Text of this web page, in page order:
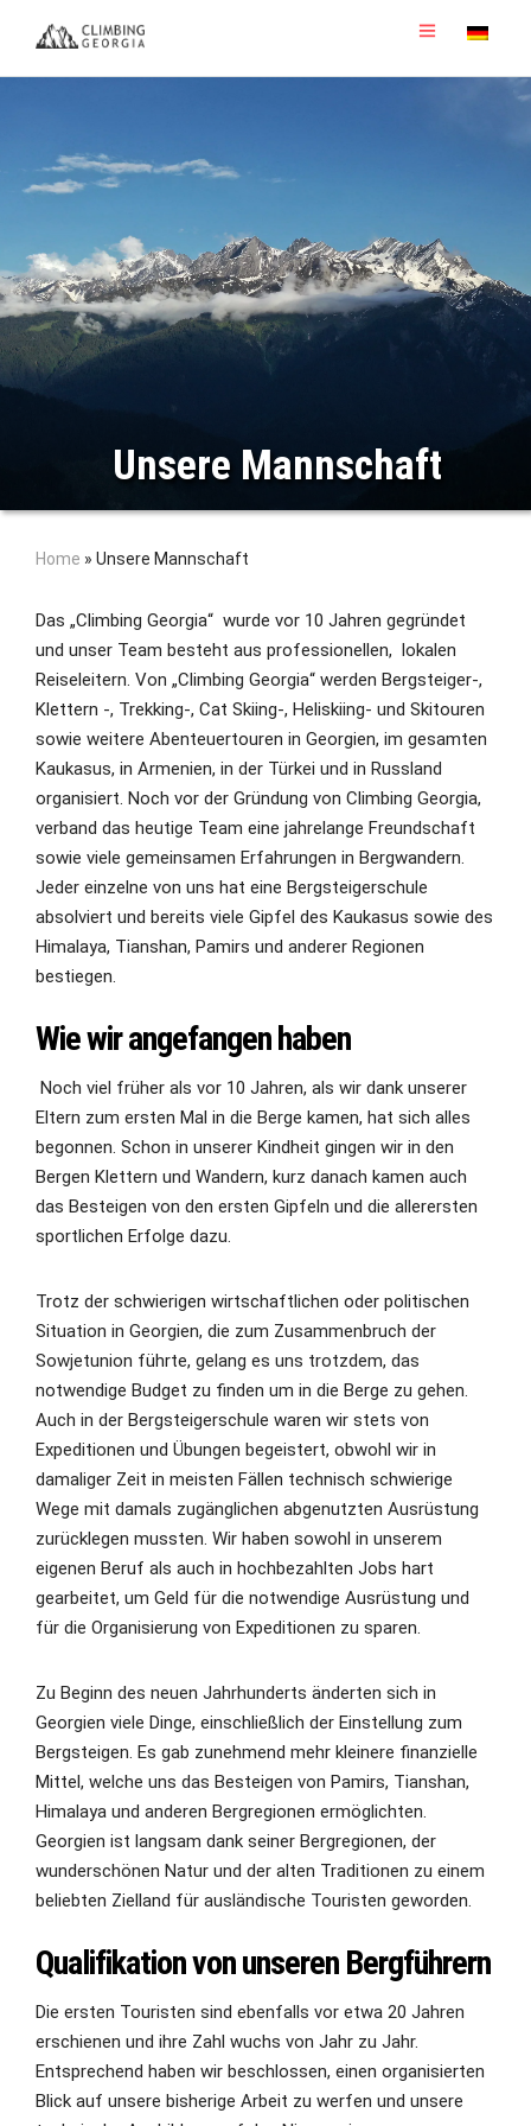
Unsere Mannschaft
Home » Unsere Mannschaft
Das „Climbing Georgia“ wurde vor 10 Jahren gegründet
und unser Team besteht aus professionellen, lokalen
Reiseleitern. Von „Climbing Georgia“ werden Bergsteiger-,
Klettern -, Trekking-, Cat Skiing-, Heliskiing- und Skitouren
sowie weitere Abenteuertouren in Georgien, im gesamten
Kaukasus, in Armenien, in der Türkei und in Russland
organisiert. Noch vor der Gründung von Climbing Georgia,
verband das heutige Team eine jahrelange Freundschaft
sowie viele gemeinsamen Erfahrungen in Bergwandern.
Jeder einzelne von uns hat eine Bergsteigerschule
absolviert und bereits viele Gipfel des Kaukasus sowie des
Himalaya, Tianshan, Pamirs und anderer Regionen
bestiegen.
Wie wir angefangen haben
Noch viel früher als vor 10 Jahren, als wir dank unserer
Eltern zum ersten Mal in die Berge kamen, hat sich alles
begonnen. Schon in unserer Kindheit gingen wir in den
Bergen Klettern und Wandern, kurz danach kamen auch
das Besteigen von den ersten Gipfeln und die allerersten
sportlichen Erfolge dazu.
Trotz der schwierigen wirtschaftlichen oder politischen
Situation in Georgien, die zum Zusammenbruch der
Sowjetunion führte, gelang es uns trotzdem, das
notwendige Budget zu finden um in die Berge zu gehen.
Auch in der Bergsteigerschule waren wir stets von
Expeditionen und Übungen begeistert, obwohl wir in
damaliger Zeit in meisten Fällen technisch schwierige
Wege mit damals zugänglichen abgenutzten Ausrüstung
zurücklegen mussten. Wir haben sowohl in unserem
eigenen Beruf als auch in hochbezahlten Jobs hart
gearbeitet, um Geld für die notwendige Ausrüstung und
für die Organisierung von Expeditionen zu sparen.
Zu Beginn des neuen Jahrhunderts änderten sich in
Georgien viele Dinge, einschließlich der Einstellung zum
Bergsteigen. Es gab zunehmend mehr kleinere finanzielle
Mittel, welche uns das Besteigen von Pamirs, Tianshan,
Himalaya und anderen Bergregionen ermöglichten.
Georgien ist langsam dank seiner Bergregionen, der
wunderschönen Natur und der alten Traditionen zu einem
beliebten Zielland für ausländische Touristen geworden.
Qualifikation von unseren Bergführern
Die ersten Touristen sind ebenfalls vor etwa 20 Jahren
erschienen und ihre Zahl wuchs von Jahr zu Jahr.
Entsprechend haben wir beschlossen, einen organisierten
Blick auf unsere bisherige Arbeit zu werfen und unsere